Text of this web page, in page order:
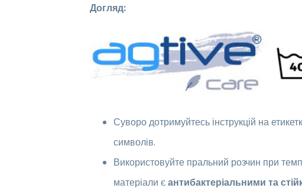
Догляд:
Суворо дотримуйтесь інструкцій на
символів.
Використовуйте пральний розчин при
матеріали єантибактеріальними та